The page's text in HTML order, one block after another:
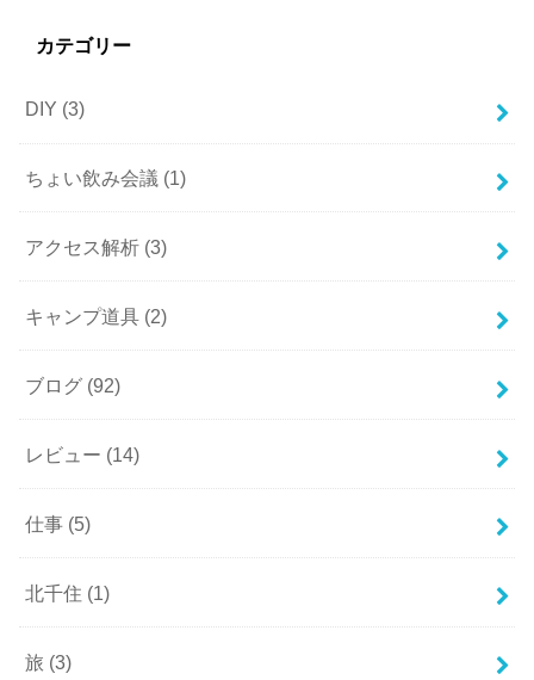
カテゴリー
DIY (3)
ちょい飲み会議 (1)
アクセス解析 (3)
キャンプ道具 (2)
ブログ (92)
レビュー (14)
仕事 (5)
北千住 (1)
旅 (3)